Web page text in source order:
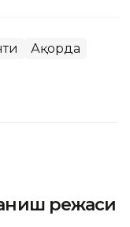
Ақорда
режаси